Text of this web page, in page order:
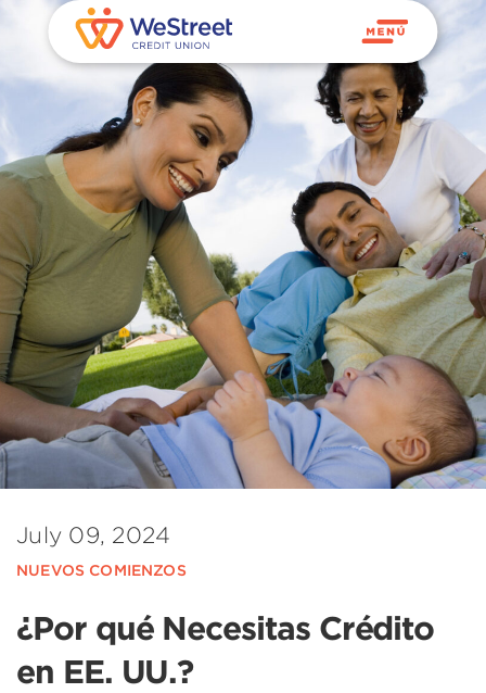
July 09, 2024
NUEVOS COMIENZOS
¿Por qué Necesitas Crédito
en EE. UU.?